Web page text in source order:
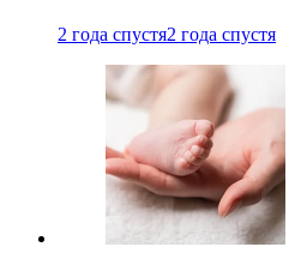
2 года спустя2 года спустя